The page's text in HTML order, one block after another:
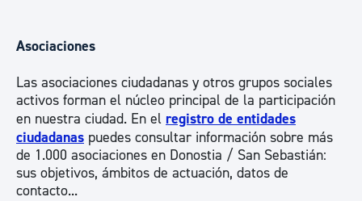
Asociaciones
Las asociaciones ciudadanas y otros grupos sociales
activos forman el núcleo principal de la participación
en nuestra ciudad. En el registro de entidades
ciudadanas puedes consultar información sobre más
de 1.000 asociaciones en Donostia / San Sebastián:
sus objetivos, ámbitos de actuación, datos de
contacto...